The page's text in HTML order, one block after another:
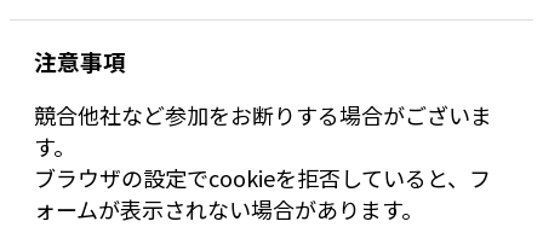
注意事項
競合他社など参加をお断りする場合がございま
す。
ブラウザの設定でcookieを拒否していると、フ
ォームが表示されない場合があります。